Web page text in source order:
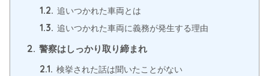
1.2. 追いつかれた車両とは
1.3. 追いつかれた車両に義務が発生する理由
2. 警察はしっかり取り締まれ
2.1. 検挙された話は聞いたことがない